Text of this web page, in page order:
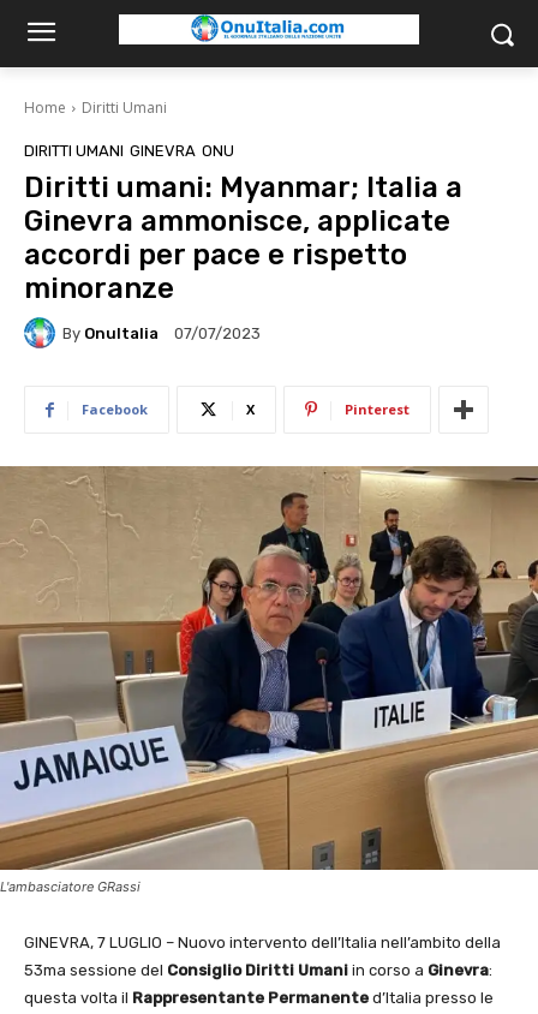
Home Diritti Umani
DIRITTI UMANI GINEVRA ONU
Diritti umani: Myanmar; Italia a
Ginevra ammonisce, applicate
accordi per pace e rispetto
minoranze
By OnuItalia 07/07/2023
Facebook X Pinterest
L'ambasciatore GRassi
GINEVRA, 7 LUGLIO – Nuovo intervento dell’Italia nell’ambito della
53ma sessione del Consiglio Diritti Umani in corso a Ginevra:
questa volta il Rappresentante Permanente d’Italia presso le